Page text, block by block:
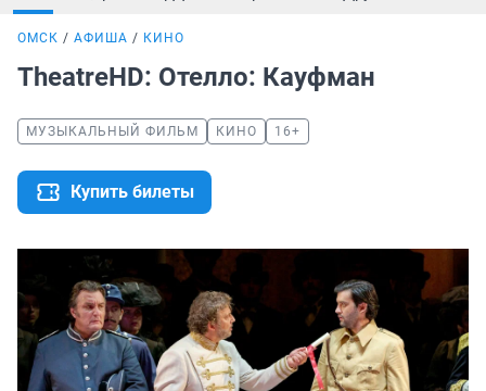
ОМСК АФИША КИНО
TheatreHD: Отелло: Кауфман
МУЗЫКАЛЬНЫЙ ФИЛЬМ КИНО 16+
Купить билеты